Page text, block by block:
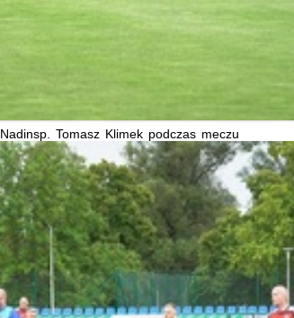
Nadinsp. Tomasz Klimek podczas meczu